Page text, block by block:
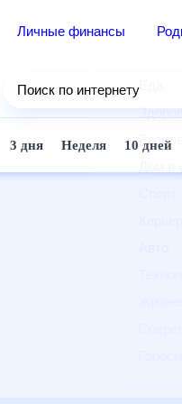
Личные финансы
Поиск по интернету
3 дня Неделя 10